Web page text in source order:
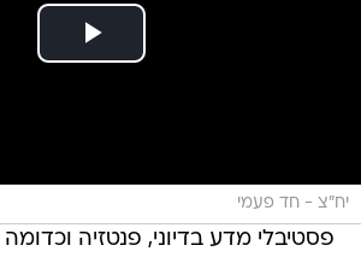
יח"צ - חד פעמי
פסטיבלי מדע בדיוני, פנטזיה